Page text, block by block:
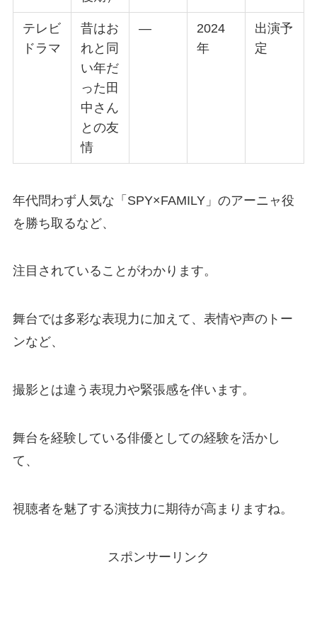
テレビ
ドラマ
昔はお
れと同
い年だ
った田
中さん
との友
情
—
2024
年
出演予
定
年代問わず人気な「SPY×FAMILY」のアーニャ役
を勝ち取るなど、
注目されていることがわかります。
舞台では多彩な表現力に加えて、表情や声のトー
ンなど、
撮影とは違う表現力や緊張感を伴います。
舞台を経験している俳優としての経験を活かし
て、
視聴者を魅了する演技力に期待が高まりますね。
スポンサーリンク